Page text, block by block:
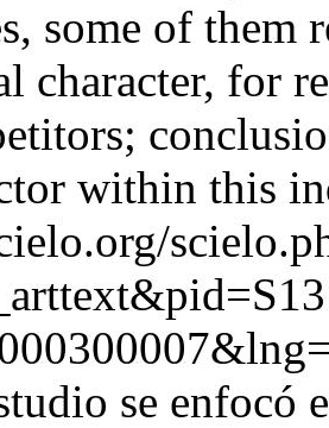
some of them
character, for
within this
se enfocó